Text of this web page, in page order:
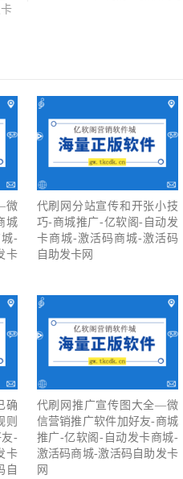
微
城
-
卡
代刷网分站宣传和开张小技
巧-商城推广-亿软阁-自动发
卡商城-激活码商城-激活码
自助发卡网
确
则
-
卡
自
代刷网推广宣传图大全—微
信营销推广软件加好友-商城
推广-亿软阁-自动发卡商城-
激活码商城-激活码自助发卡
网